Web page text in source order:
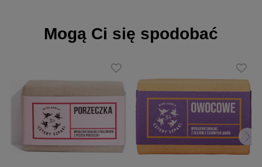
Sodium Shea Butterate, Sodium Cocoate, Sodium Olivate,
Powder, Salvia Lavandulifolia Leaf Oil, Cymbopogon Martini Oil,
Pinus Sylvestris Leaf Oil, Citrus Limon Peel Oil, CI 77007,
Titanium Dioxide, Limonene*, Citral*, Geraniol*, Linalool*,
Citronellol*. *składowe naturalnych olejków eterycznych
Mogą Ci się spodobać